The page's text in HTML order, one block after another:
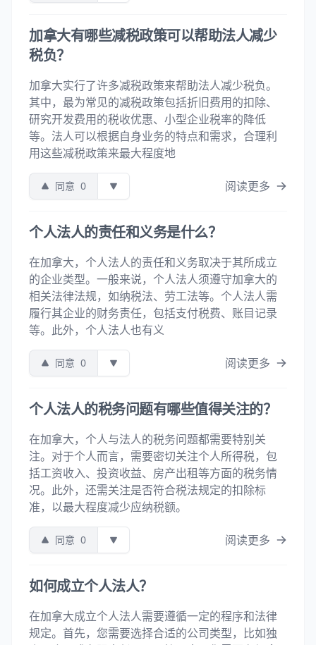
加拿大有哪些减税政策可以帮助法人减少
税负？
加拿大实行了许多减税政策来帮助法人减少税负。
其中，最为常见的减税政策包括折旧费用的扣除、
研究开发费用的税收优惠、小型企业税率的降低
等。法人可以根据自身业务的特点和需求，合理利
用这些减税政策来最大程度地
同意 0 阅读更多
个人法人的责任和义务是什么？
在加拿大，个人法人的责任和义务取决于其所成立
的企业类型。一般来说，个人法人须遵守加拿大的
相关法律法规，如纳税法、劳工法等。个人法人需
履行其企业的财务责任，包括支付税费、账目记录
等。此外，个人法人也有义
同意 0 阅读更多
个人法人的税务问题有哪些值得关注的？
在加拿大，个人与法人的税务问题都需要特别关
注。对于个人而言，需要密切关注个人所得税，包
括工资收入、投资收益、房产出租等方面的税务情
况。此外，还需关注是否符合税法规定的扣除标
准，以最大程度减少应纳税额。
同意 0 阅读更多
如何成立个人法人？
在加拿大成立个人法人需要遵循一定的程序和法律
规定。首先，您需要选择合适的公司类型，比如独